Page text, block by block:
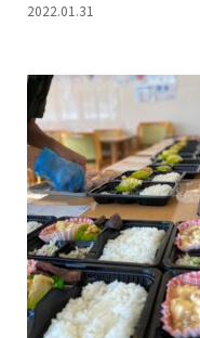
2022.01.31